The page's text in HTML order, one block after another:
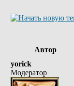
Автор
yorick
Модератор